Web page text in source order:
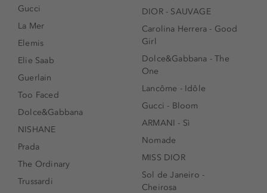
Gucci
La Mer
Elemis
Elie Saab
Guerlain
Too Faced
Dolce&Gabbana
NISHANE
Prada
The Ordinary
Trussardi
DIOR - SAUVAGE
Carolina Herrera - Good
Girl
Dolce&Gabbana - The
One
Lancôme - Idôle
Gucci - Bloom
ARMANI - Sì
Nomade
MISS DIOR
Sol de Janeiro -
Cheirosa